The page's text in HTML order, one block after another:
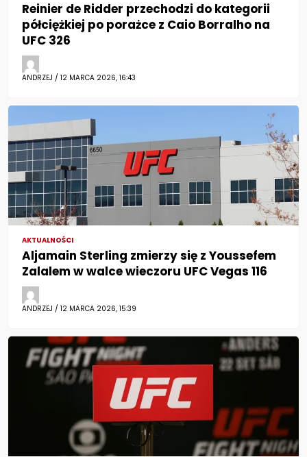
Reinier de Ridder przechodzi do kategorii
półciężkiej po porażce z Caio Borralho na
UFC 326
ANDRZEJ / 12 MARCA 2026, 16:43
AKTUALNOŚCI
Aljamain Sterling zmierzy się z Youssefem
Zalalem w walce wieczoru UFC Vegas 116
ANDRZEJ / 12 MARCA 2026, 15:39